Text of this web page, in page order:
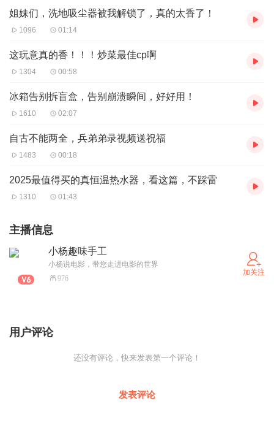
姐妹们，洗地吸尘器被我解锁了，真的太香了！
1096 01:14
这玩意真的香！！！炒菜最佳cp啊
1304 00:58
冰箱告别拆盲盒，告别崩溃瞬间，好好用！
1610 02:07
自古不能两全，兵弟弟录视频送祝福
1483 00:18
2025最值得买的真恒温热水器，看这篇，不踩雷
1310 01:43
主播信息
小杨趣味手工
小杨说电影，带您走进电影的世界
976
加关注
用户评论
还没有评论，快来发表第一个评论！
发表评论